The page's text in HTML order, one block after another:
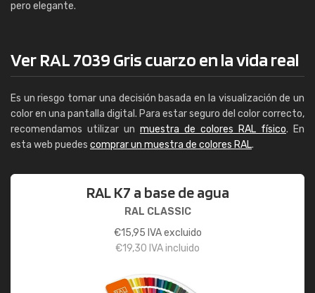
pero elegante.
Ver RAL 7039 Gris cuarzo en la vida real
Es un riesgo tomar una decisión basada en la visualización de un
color en una pantalla digital. Para estar seguro del color correcto,
recomendamos utilizar un muestra de colores RAL físico. En
esta web puedes comprar un muestra de colores RAL.
RAL K7 a base de agua
RAL CLASSIC
€15,95 IVA excluido
€19,30 IVA incluido